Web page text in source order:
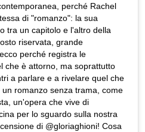
perché Rachel
di "romanzo": la sua
tra un capitolo e l'altro della
riservata, grande
perché registra le
che è attorno, ma soprattutto
a parlare e a rivelare quel che
romanzo senza trama, come
un'opera che vive di
per lo sguardo sulla nostra
di @gloriaghioni! Cosa